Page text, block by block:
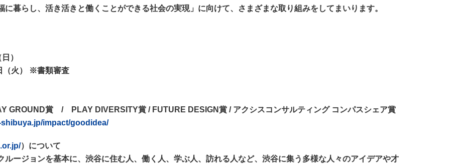
暮らし、活き活きと働くことができる社会の実現」に向けて、さまざまな取り組みをしてまいります。
）
（火） ※書類審査
GROUND賞 / PLAY DIVERSITY賞 / FUTURE DESIGN賞 / アクシスコンサルティング コンパスシェア賞
impact/goodidea/
）について
ージョンを基本に、渋谷に住む人、働く人、学ぶ人、訪れる人など、渋谷に集う多様な人々のアイデアや才